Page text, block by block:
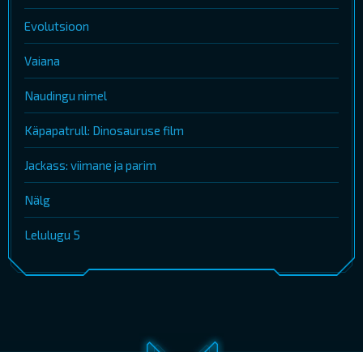
Evolutsioon
Vaiana
Naudingu nimel
Käpapatrull: Dinosauruse film
Jackass: viimane ja parim
Nälg
Lelulugu 5